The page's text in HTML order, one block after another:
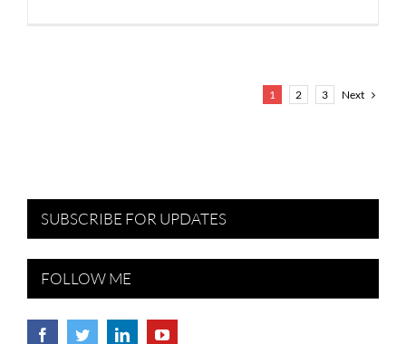
1 2 3 Next
SUBSCRIBE FOR UPDATES
FOLLOW ME